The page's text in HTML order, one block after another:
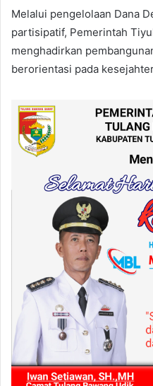
Melalui pengelolaan Dana
partisipatif, Pemerintah
menghadirkan
berorientasi pada